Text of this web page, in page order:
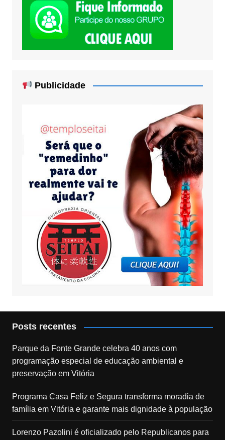
Publicidade
Posts recentes
Parque da Fonte Grande celebra 40 anos com
programação especial de educação ambiental e
preservação em Vitória
Programa Casa Feliz e Segura transforma moradia de
família em Vitória e garante mais dignidade à população
Lorenzo Pazolini é oficializado pelo Republicanos para